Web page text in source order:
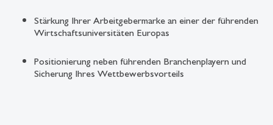
Stärkung Ihrer Arbeitgebermarke an einer der führenden
Wirtschaftsuniversitäten Europas
Positionierung neben führenden Branchenplayern und
Sicherung Ihres Wettbewerbsvorteils